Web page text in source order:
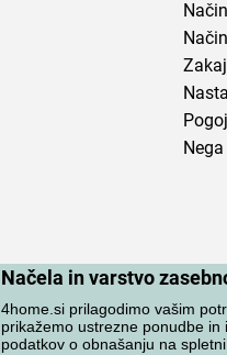
Načela in varstvo
4home.si prilagodimo vašim
prikažemo ustrezne ponudbe in
podatkov o obnašanju na